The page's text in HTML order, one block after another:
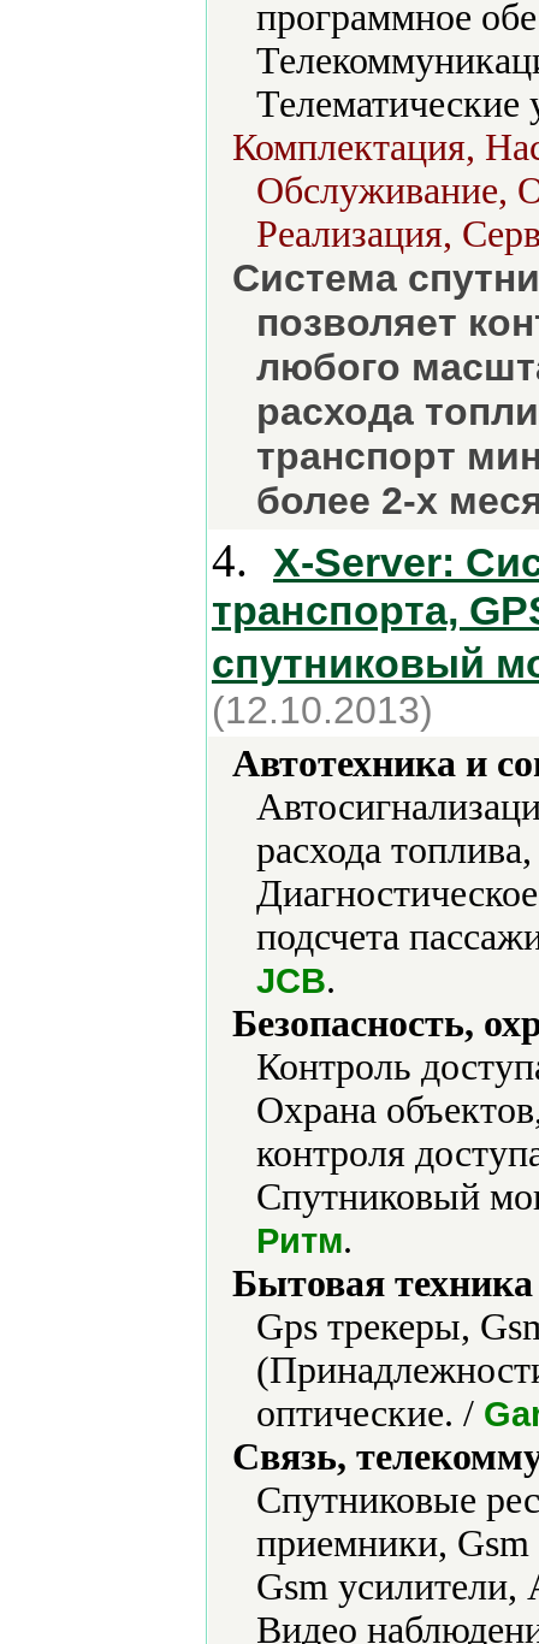
программное
Телематические
Комплектация,
Обслуживание,
Реализация,
Система
позволяет
любого
расхода
транспорт
более 2-х
4.
X-Server:
транспорта,
спутниковый
(12.10.2013)
Автотехника и
расхода
подсчета
JCB.
Безопасность,
Контроль
Охрана
контроля
Спутниковый
Ритм.
Бытовая
Gps трекеры,
оптические. /
Связь,
Cпутниковые
приемники,
Gsm усилители,
Видео